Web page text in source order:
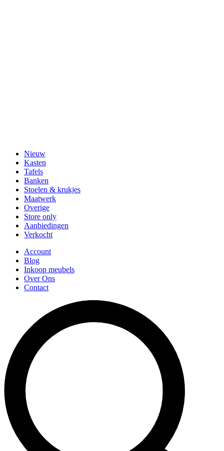
Nieuw
Kasten
Tafels
Banken
Stoelen & krukjes
Maatwerk
Overige
Store only
Aanbiedingen
Verkocht
Account
Blog
Inkoop meubels
Over Ons
Contact